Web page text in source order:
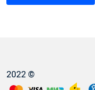
2022 ©